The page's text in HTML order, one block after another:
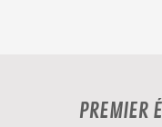
PREMIER